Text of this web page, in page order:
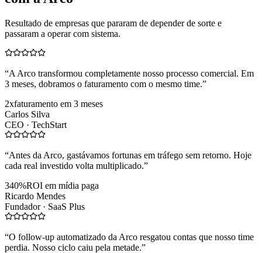
Resultado de empresas que pararam de depender de sorte e
passaram a operar com sistema.
“A Arco transformou completamente nosso processo comercial. Em
3 meses, dobramos o faturamento com o mesmo time.”
2xfaturamento em 3 meses
Carlos Silva
CEO · TechStart
“Antes da Arco, gastávamos fortunas em tráfego sem retorno. Hoje
cada real investido volta multiplicado.”
340%ROI em mídia paga
Ricardo Mendes
Fundador · SaaS Plus
“O follow-up automatizado da Arco resgatou contas que nosso time
perdia. Nosso ciclo caiu pela metade.”